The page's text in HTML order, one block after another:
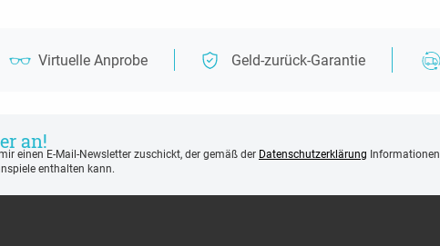
Virtuelle Anprobe Geld-zurück-Garantie
an!
einen E-Mail-Newsletter zuschickt, der gemäß der Datenschutzerklärung Informationen
enthalten kann.